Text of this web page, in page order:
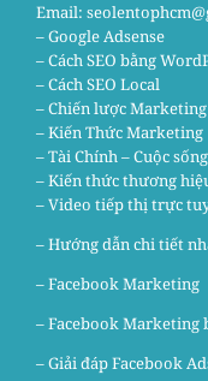
Email:
– Google Adsense
– Cách SEO bằng
– Cách SEO Local
– Chiến lược Marketing
– Kiến Thức Marketing
– Tài Chính – Cuộc sống
– Kiến thức thương
– Video tiếp thị trực
– Hướng dẫn chi tiết
–Facebook Marketing
–Facebook Marketing
–Giải đáp Facebook